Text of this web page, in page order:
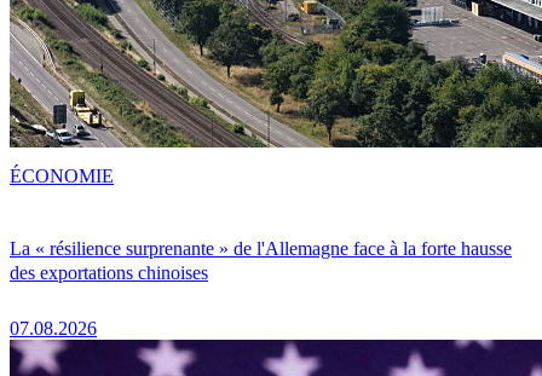
La « résilience surprenante » de l'Allemagne face à la forte hausse
des exportations chinoises
07.08.2026
ÉCONOMIE